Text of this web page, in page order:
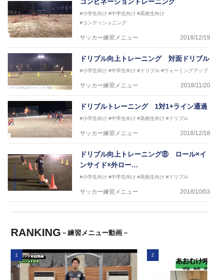
#小学生向け #中学生向け #高校生向け
#コンディショニング
サッカー練習メニュー 2018/12/19
ドリブル向上トレーニング 対面ドリブル
#小学生向け #中学生向け #ドリブル #ウォーミングアップ
サッカー練習メニュー 2018/11/20
ドリブルトレーニング 1対1+ライン通過
#小学生向け #中学生向け #高校生向け #ドリブル
サッカー練習メニュー 2018/12/18
ドリブル向上トレーニング⑧ ロール×イ
ンサイド×外ロー…
#小学生向け #中学生向け #高校生向け #ドリブル
サッカー練習メニュー 2018/10/03
RANKING －練習メニュー動画－
1 2